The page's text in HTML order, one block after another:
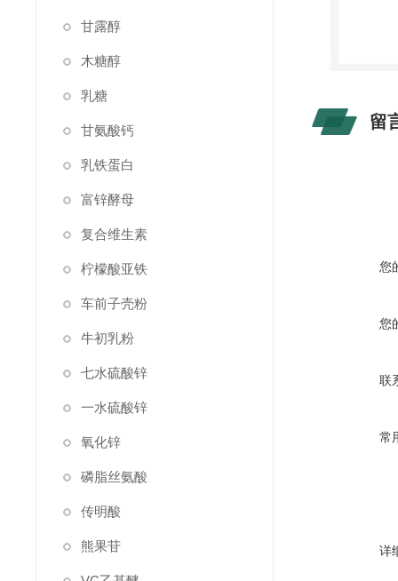
甘露醇
木糖醇
乳糖
甘氨酸钙
乳铁蛋白
富锌酵母
复合维生素
柠檬酸亚铁
车前子壳粉
牛初乳粉
七水硫酸锌
一水硫酸锌
氧化锌
磷脂丝氨酸
传明酸
熊果苷
留
您
您
联
常
详